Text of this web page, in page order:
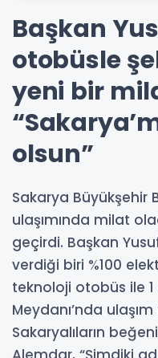
Başkan
otobüsle
yeni bir
olsun”
Sakarya Büyükşehir
ulaşımında milat
geçirdi. Başkan
verdiği biri %100
teknoloji otobüs ile
Meydanı’nda
Sakaryalıların